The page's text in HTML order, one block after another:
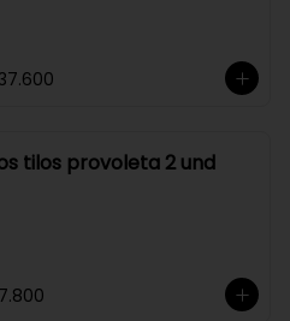
tilos provoleta 2 und